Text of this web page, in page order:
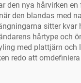
nya hårvirken
den blandas med
sitter kvar
hårtype och
med plattjärn
redo att